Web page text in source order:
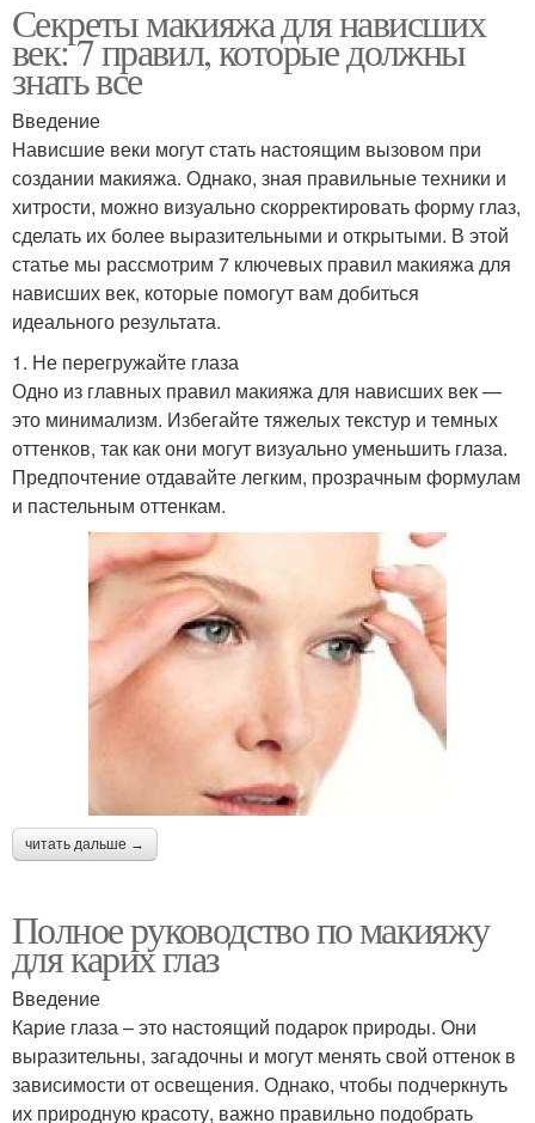
Секреты макияжа для нависших
век: 7 правил, которые должны
знать все
Введение
Нависшие веки могут стать настоящим вызовом при
создании макияжа. Однако, зная правильные техники и
хитрости, можно визуально скорректировать форму глаз,
сделать их более выразительными и открытыми. В этой
статье мы рассмотрим 7 ключевых правил макияжа для
нависших век, которые помогут вам добиться
идеального результата.
1. Не перегружайте глаза
Одно из главных правил макияжа для нависших век —
это минимализм. Избегайте тяжелых текстур и темных
оттенков, так как они могут визуально уменьшить глаза.
Предпочтение отдавайте легким, прозрачным формулам
и пастельным оттенкам.
читать дальше →
Полное руководство по макияжу
для карих глаз
Введение
Карие глаза – это настоящий подарок природы. Они
выразительны, загадочны и могут менять свой оттенок в
зависимости от освещения. Однако, чтобы подчеркнуть
их природную красоту, важно правильно подобрать